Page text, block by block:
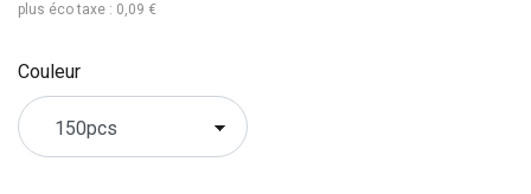
plus éco taxe : 0,09 €
Couleur